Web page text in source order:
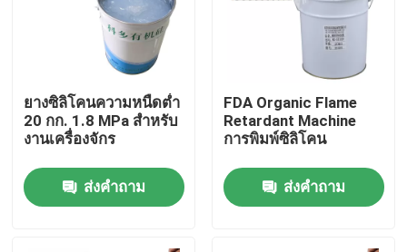
ควบคุมคุณภาพ
ขอใบเสนอราคา
หมึกยางซิลิโคน
ยางซิลิโคนความหนืดต่ำ
20 กก. 1.8 MPa สำหรับ
งานเครื่องจักร
ส่งคำถาม
FDA Organic Flame
Retardant Machine
การพิมพ์ซิลิโคน
ส่งคำถาม